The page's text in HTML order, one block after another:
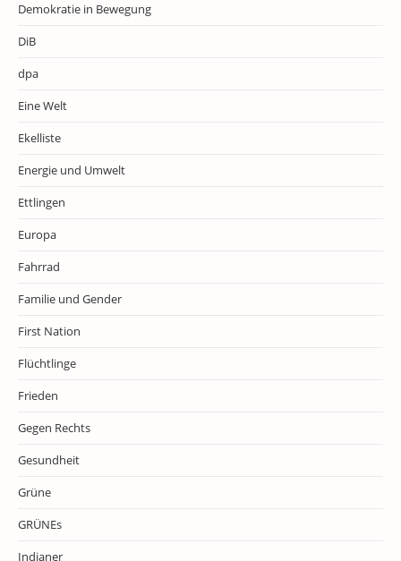
Demokratie in Bewegung
DiB
dpa
Eine Welt
Ekelliste
Energie und Umwelt
Ettlingen
Europa
Fahrrad
Familie und Gender
First Nation
Flüchtlinge
Frieden
Gegen Rechts
Gesundheit
Grüne
GRÜNEs
Indianer